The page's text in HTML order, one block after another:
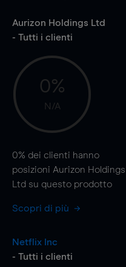
Aurizon Holdings Ltd
- Tutti i clienti
0%
N/A
0% dei clienti hanno
posizioni Aurizon Holdings
Ltd su questo prodotto
Scopri di più
Netflix Inc
- Tutti i clienti